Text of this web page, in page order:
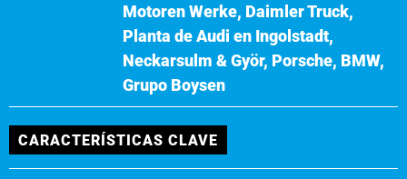
Motoren Werke, Daimler Truck,
Planta de Audi en Ingolstadt,
Neckarsulm & Györ, Porsche, BMW,
Grupo Boysen
CARACTERÍSTICAS CLAVE